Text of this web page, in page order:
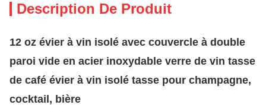
Description De Produit
12 oz évier à vin isolé avec couvercle à double
paroi vide en acier inoxydable verre de vin tasse
de café évier à vin isolé tasse pour champagne,
cocktail, bière